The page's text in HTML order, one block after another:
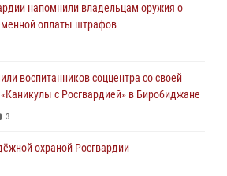
напомнили владельцам оружия о
оплаты штрафов
воспитанников соццентра со своей
с Росгвардией» в Биробиджане
3
охраной Росгвардии